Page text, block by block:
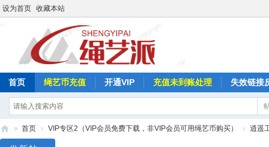
设为首页 收藏本站
首页 绳艺币充值 开通VIP 充值未到账处理 失效链接
» 首页 › VIP专区2（VIP会员免费下载，非VIP会员可用绳艺币购买） › 逍遥